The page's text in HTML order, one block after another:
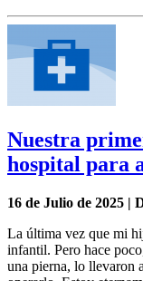
Nuestra
hospital para
16 de Julio de 2025 |
La última vez que mi
infantil. Pero hace
una pierna, lo llevaron